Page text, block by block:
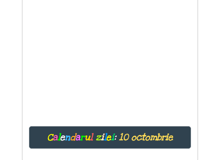
Calendarul zilei: 10 octombrie